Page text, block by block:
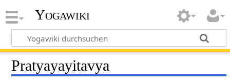
Yogawiki
Pratyayayitavya